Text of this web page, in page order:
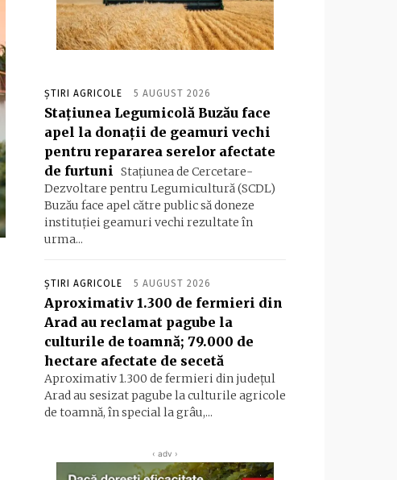
ȘTIRI AGRICOLE 5 AUGUST 2026
Stațiunea Legumicolă Buzău face
apel la donații de geamuri vechi
pentru repararea serelor afectate
de furtuni
Stațiunea de Cercetare-
Dezvoltare pentru Legumicultură (SCDL)
Buzău face apel către public să doneze
instituției geamuri vechi rezultate în
urma...
ȘTIRI AGRICOLE 5 AUGUST 2026
Aproximativ 1.300 de fermieri din
Arad au reclamat pagube la
culturile de toamnă; 79.000 de
hectare afectate de secetă
Aproximativ 1.300 de fermieri din județul
Arad au sesizat pagube la culturile agricole
de toamnă, în special la grâu,...
‹ adv ›